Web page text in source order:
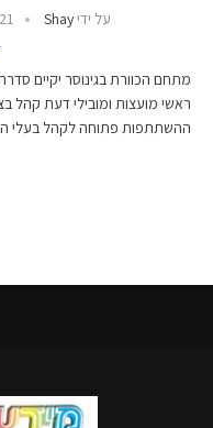
על ידיShay
מתחם הכוורת בגינוסר יקיים
ראשי מועצות ומובילי דעת קהל
ההשתתפות פתוחה לקהל בעלי